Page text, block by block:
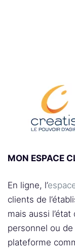
MON ESPACE
En ligne, l’
clients de
mais aussi
personnel ou
plateforme